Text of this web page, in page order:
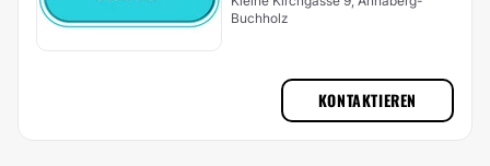
Buchholz
KONTAKTIEREN